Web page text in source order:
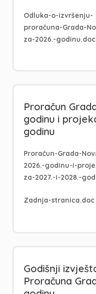
Odluka-o-izvršenju-
proračuna-Grada-
za-2026.-
Proračun
godinu i
godinu
Proračun-Grada-
2026.-godinu-i-
za-2027.-i-2028.-
Zadnja-stranica.doc
Godišnji
Proračuna